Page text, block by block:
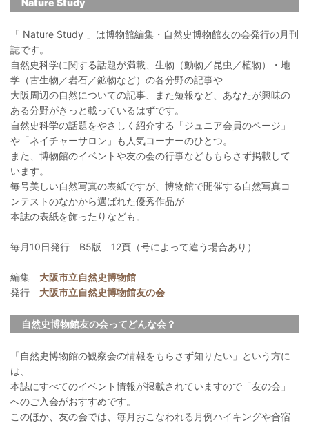
Nature Study
「 Nature Study 」は博物館編集・自然史博物館友の会発行の月刊
誌です。
自然史科学に関する話題が満載、生物（動物／昆虫／植物）・地
学（古生物／岩石／鉱物など）の各分野の記事や
大阪周辺の自然についての記事、また短報など、あなたが興味の
ある分野がきっと載っているはずです。
自然史科学の話題をやさしく紹介する「ジュニア会員のページ」
や「ネイチャーサロン」も人気コーナーのひとつ。
また、博物館のイベントや友の会の行事などももらさず掲載して
います。
毎号美しい自然写真の表紙ですが、博物館で開催する自然写真コ
ンテストのなかから選ばれた優秀作品が
本誌の表紙を飾ったりなども。
毎月10日発行 B5版 12頁（号によって違う場合あり）
編集 大阪市立自然史博物館
発行 大阪市立自然史博物館友の会
自然史博物館友の会ってどんな会？
「自然史博物館の観察会の情報をもらさず知りたい」という方に
は、
本誌にすべてのイベント情報が掲載されていますので「友の会」
へのご入会がおすすめです。
このほか、友の会では、毎月おこなわれる月例ハイキングや合宿